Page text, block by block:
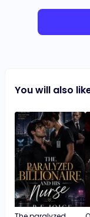
You will also